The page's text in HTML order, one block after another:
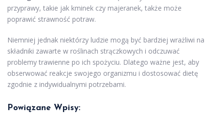
przyprawy, takie jak kminek czy majeranek, także może
poprawić strawność potraw.
Niemniej jednak niektórzy ludzie mogą być bardziej wrażliwi na
składniki zawarte w roślinach strączkowych i odczuwać
problemy trawienne po ich spożyciu. Dlatego ważne jest, aby
obserwować reakcje swojego organizmu i dostosować dietę
zgodnie z indywidualnymi potrzebami.
Powiązane Wpisy: